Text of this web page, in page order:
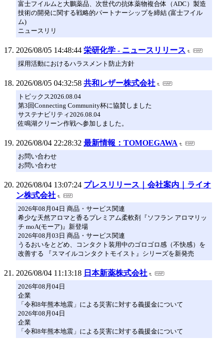
富士フイルムと大鵬薬品、次世代の抗体薬物複合体（ADC）製造
技術の開発に関する戦略的パートナーシップを締結 (富士フイル
ム)
ニュースリリ
2026/08/05 14:48:44 栄研化学 - ニュースリリース
採用活動におけるハラスメント防止方針
2026/08/05 04:32:58 共和レザー株式会社
トピックス2026.08.04
第3回Connecting Community杯に協賛しました
サステナビリティ2026.08.04
佐鳴湖クリーン作戦へ参加しました。
2026/08/04 22:28:32 最新情報：TOMOEGAWA
お問い合わせ
お問い合わせ
2026/08/04 13:07:24 プレスリリース｜会社案内｜ライオ
ン株式会社
2026年08月04日 商品・サービス関連
希少な天然アロマと香るプレミアム柔軟剤『ソフラン アロマリッ
チ moA(モーア)』新登場
2026年08月03日 商品・サービス関連
うるおいをとどめ、コンタクト装用中のゴロゴロ感（不快感）を
改善する 『スマイルコンタクトモイスト』シリーズを新発売
2026/08/04 11:13:18 日本新薬株式会社
2026年08月04日
企業
「令和8年熊本地震」による災害に対する義援金について
2026年08月04日
企業
「令和8年熊本地震」による災害に対する義援金について